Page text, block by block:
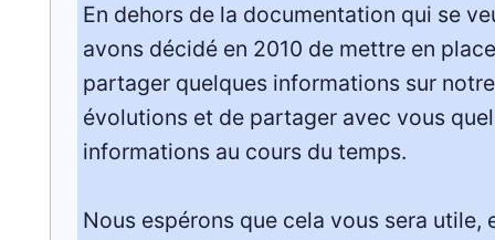
En dehors de la documentation qui se
avons décidé en 2010 de mettre en
partager quelques informations sur
évolutions et de partager avec vous
informations au cours du temps.
Nous espérons que cela vous sera utile,